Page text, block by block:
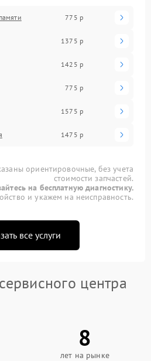
775 р
1375 р
1425 р
775 р
1575 р
1475 р
ориентировочные, без учета
стоимости запчастей.
на бесплатную диагностику.
и укажем на неисправность.
все услуги
центра
8
лет на рынке